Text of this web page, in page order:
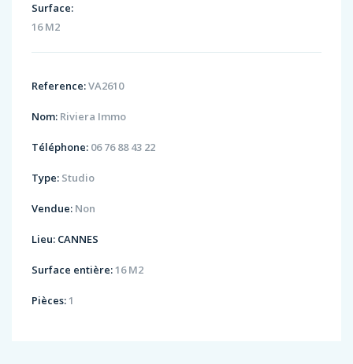
Surface:
16 M2
Reference:VA2610
Nom: Riviera Immo
Téléphone: 06 76 88 43 22
Type: Studio
Vendue: Non
Lieu: CANNES
Surface entière: 16 M2
Pièces: 1